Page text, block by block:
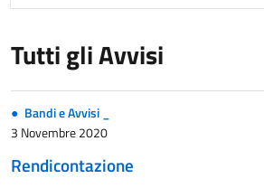
Tutti gli Avvisi
Bandi e Avvisi _
3 Novembre 2020
Rendicontazione